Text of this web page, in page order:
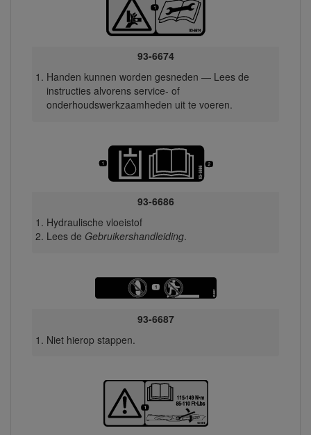
93-6674
Handen kunnen worden gesneden — Lees de
instructies alvorens service- of
onderhoudswerkzaamheden uit te voeren.
93-6686
Hydraulische vloeistof
Lees de Gebruikershandleiding.
93-6687
Niet hierop stappen.